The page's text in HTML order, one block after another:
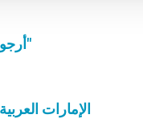
"أرجوكم لا تُدمّروا شبابكم مع أولئك الذين يبيعون الموت"
الإمارات